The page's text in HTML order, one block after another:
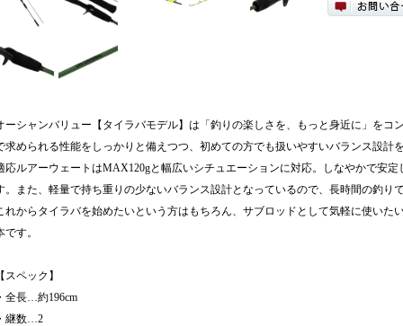
ーシャンバリュー【タイラバモデル】は「釣りの楽しさを、もっと身近に」をコ
求められる性能をしっかりと備えつつ、初めての方でも扱いやすいバランス設計
応ルアーウェートはMAX120gと幅広いシチュエーションに対応。しなやかで安
。また、軽量で持ち重りの少ないバランス設計となっているので、長時間の釣り
れからタイラバを始めたいという方はもちろん、サブロッドとして気軽に使いた
です。
スペック】
全長…約196cm
継数…2